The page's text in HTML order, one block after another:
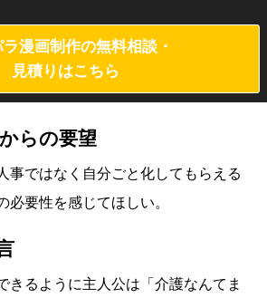
漫画制作の無料相談・
見積りはこちら
らの要望
事ではなく自分ごと化してもらえる
必要性を感じてほしい。
きるように主人公は「介護なんてま